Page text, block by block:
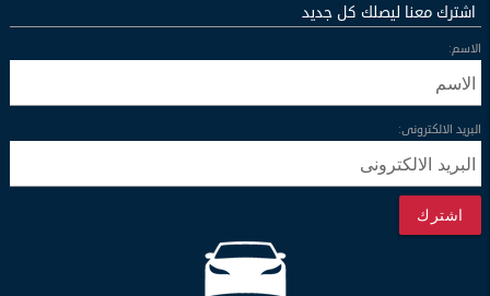
اشترك معنا ليصلك كل جديد
الاسم:
البريد الالكترونى:
اشترك